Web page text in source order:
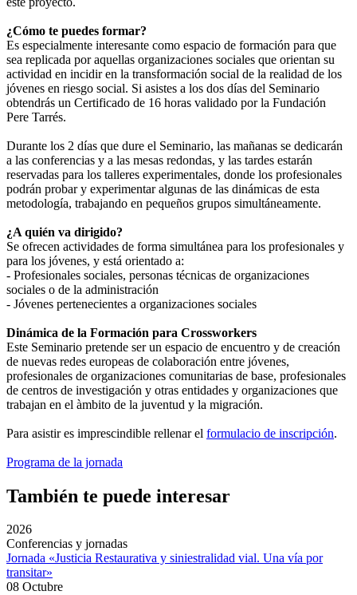
¿Cómo te puedes formar?
Es especialmente interesante como espacio de formación para que
sea replicada por aquellas organizaciones sociales que orientan su
actividad en incidir en la transformación social de la realidad de los
jóvenes en riesgo social. Si asistes a los dos días del Seminario
obtendrás un Certificado de 16 horas validado por la Fundación
Pere Tarrés.
Durante los 2 días que dure el Seminario, las mañanas se dedicarán
a las conferencias y a las mesas redondas, y las tardes estarán
reservadas para los talleres experimentales, donde los profesionales
podrán probar y experimentar algunas de las dinámicas de esta
metodología, trabajando en pequeños grupos simultáneamente.
¿A quién va dirigido?
Se ofrecen actividades de forma simultánea para los profesionales y
para los jóvenes, y está orientado a:
- Profesionales sociales, personas técnicas de organizaciones
sociales o de la administración
- Jóvenes pertenecientes a organizaciones sociales
Dinámica de la Formación para Crossworkers
Este Seminario pretende ser un espacio de encuentro y de creación
de nuevas redes europeas de colaboración entre jóvenes,
profesionales de organizaciones comunitarias de base, profesionales
de centros de investigación y otras entidades y organizaciones que
trabajan en el àmbito de la juventud y la migración.
Para asistir es imprescindible rellenar el formulacio de inscripción.
Programa de la jornada
También te puede interesar
2026
Conferencias y jornadas
Jornada «Justicia Restaurativa y siniestralidad vial. Una vía por
transitar»
08 Octubre